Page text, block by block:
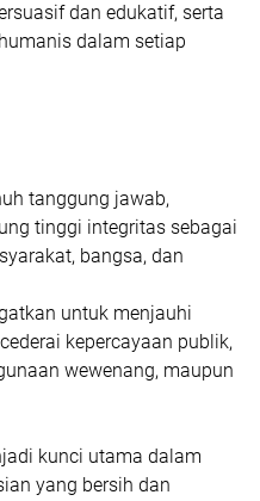
dan edukatif, serta
dalam setiap
tanggung jawab,
tinggi integritas sebagai
bangsa, dan
untuk menjauhi
kepercayaan publik,
wewenang, maupun
kunci utama dalam
yang bersih dan